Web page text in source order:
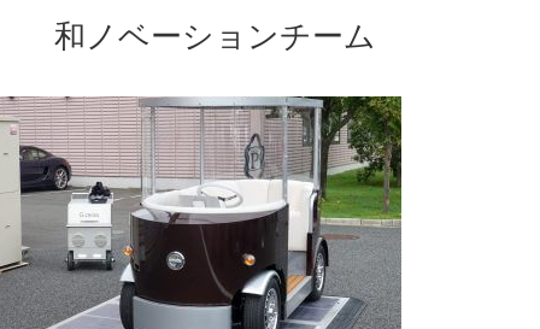
和ノベーションチーム